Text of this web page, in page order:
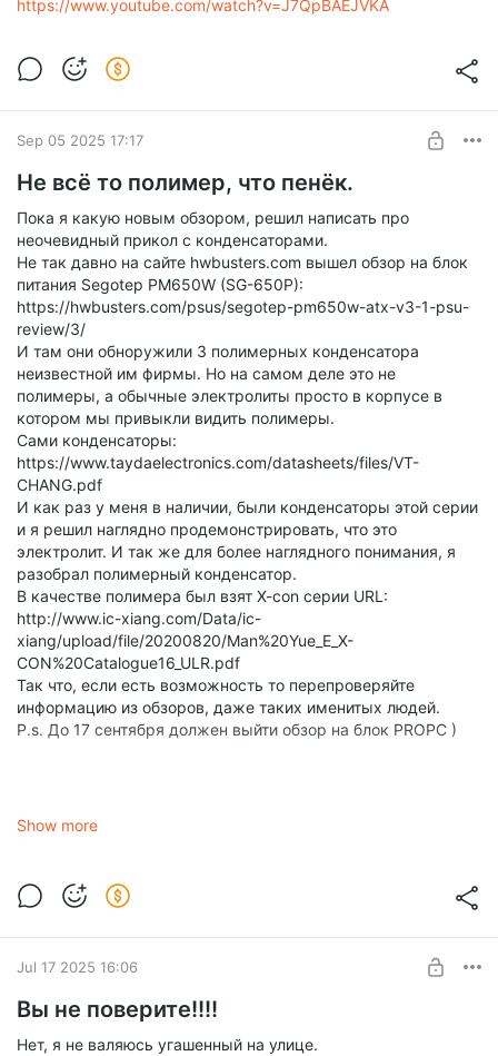
пришёл Арису, это просто замена которая предусмотрена
отчёт Cybenetics будет отражать не совсем верные данные,
относительно того что вы можете купить в магазине.
https://www.youtube.com/watch?v=J7QpBAEJVKA
Sep 05 2025 17:17
Не всё то полимер, что пенёк.
Пока я какую новым обзором, решил написать про
неочевидный прикол с конденсаторами.
Не так давно на сайте hwbusters.com вышел обзор на блок
питания Segotep PM650W (SG-650P):
https://hwbusters.com/psus/segotep-pm650w-atx-v3-1-psu-
review/3/
И там они обноружили 3 полимерных конденсатора
неизвестной им фирмы. Но на самом деле это не
полимеры, а обычные электролиты просто в корпусе в
котором мы привыкли видить полимеры.
Сами конденсаторы:
https://www.taydaelectronics.com/datasheets/files/VT-
CHANG.pdf
И как раз у меня в наличии, были конденсаторы этой серии
и я решил наглядно продемонстрировать, что это
электролит. И так же для более наглядного понимания, я
разобрал полимерный конденсатор.
В качестве полимера был взят X-con серии URL:
http://www.ic-xiang.com/Data/ic-
xiang/upload/file/20200820/Man%20Yue_E_X-
CON%20Catalogue16_ULR.pdf
Так что, если есть возможность то перепроверяйте
информацию из обзоров, даже таких именитых людей.
P.s. До 17 сентября должен выйти обзор на блок PROPC )
Show more
Jul 17 2025 16:06
Вы не поверите!!!!
Нет, я не валяюсь угашенный на улице.